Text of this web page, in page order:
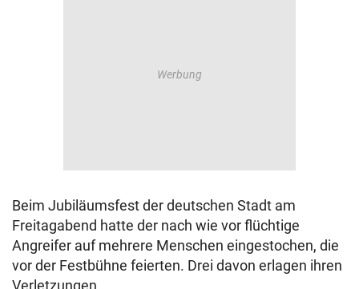
Beim Jubiläumsfest der deutschen Stadt am
Freitagabend hatte der nach wie vor flüchtige
Angreifer auf mehrere Menschen eingestochen, die
vor der Festbühne feierten. Drei davon erlagen ihren
Verletzungen.